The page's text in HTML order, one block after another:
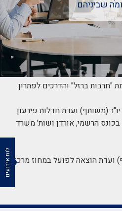
שביניהם
"חרבות ברזל" והדרכים לפתרון
(משותף) ועדת חדלות פירעון
הרשמי, אורדן ושות' משרד
ועדת הוצאה לפועל במחוז מרכז, לוח אירועים